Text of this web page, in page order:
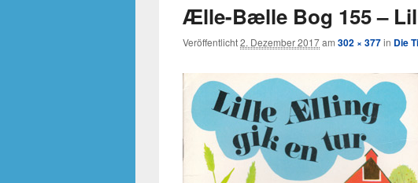
Ælle-Bælle Bog 155 –
Veröffentlicht2. Dezember 2017am 302 × 377in Die